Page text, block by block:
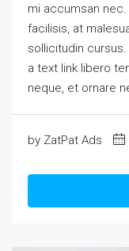
mi accumsan
facilisis, at
sollicitudin
a text link libero
neque, et ornare
by ZatPat Ads